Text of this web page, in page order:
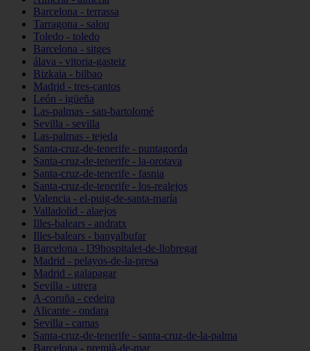
Barcelona - terrassa
Tarragona - salou
Toledo - toledo
Barcelona - sitges
álava - vitoria-gasteiz
Bizkaia - bilbao
Madrid - tres-cantos
León - igüeña
Las-palmas - san-bartolomé
Sevilla - sevilla
Las-palmas - tejeda
Santa-cruz-de-tenerife - puntagorda
Santa-cruz-de-tenerife - la-orotava
Santa-cruz-de-tenerife - fasnia
Santa-cruz-de-tenerife - los-realejos
Valencia - el-puig-de-santa-maría
Valladolid - alaejos
Illes-balears - andratx
Illes-balears - banyalbufar
Barcelona - l39hospitalet-de-llobregat
Madrid - pelayos-de-la-presa
Madrid - galapagar
Sevilla - utrera
A-coruña - cedeira
Alicante - ondara
Sevilla - camas
Santa-cruz-de-tenerife - santa-cruz-de-la-palma
Barcelona - premià-de-mar